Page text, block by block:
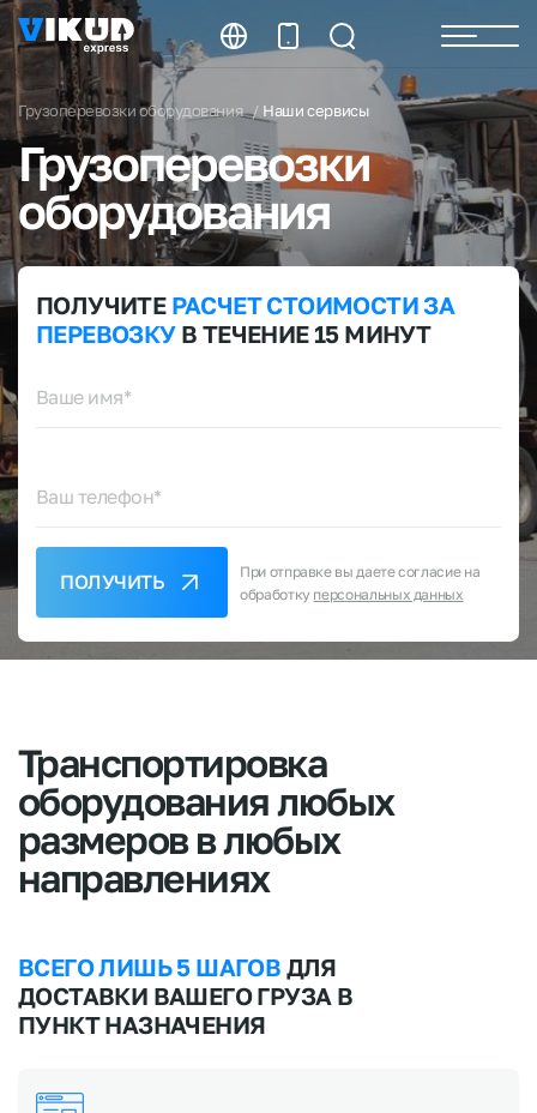
Грузоперевозки оборудования Наши сервисы
Грузоперевозки
оборудования
ПОЛУЧИТЕ РАСЧЕТСТОИМОСТИЗА
ПЕРЕВОЗКУВ ТЕЧЕНИЕ 15 МИНУТ
Ваше имя*
Ваш телефон*
ПОЛУЧИТЬ
При отправке вы даете согласие на
обработку персональных данных
Транспортировка
оборудованиялюбых
размеров влюбых
направлениях
ВСЕГО ЛИШЬ 5 ШАГОВ ДЛЯ
ДОСТАВКИ ВАШЕГО ГРУЗА В
ПУНКТ НАЗНАЧЕНИЯ